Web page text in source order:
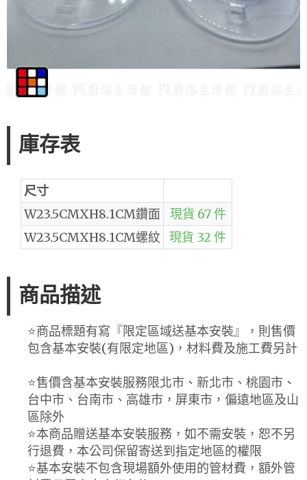
庫存表
尺寸
W23.5CMXH8.1CM鑽面
現貨 67 件
W23.5CMXH8.1CM螺紋
現貨 32 件
商品描述
⭐️商品標題有寫『限定區域送基本安裝』，則售價
包含基本安裝(有限定地區)，材料費及施工費另計
⭐️售價含基本安裝服務限北市、新北市、桃園市、
台中市、台南市、高雄市，屏東市，偏遠地區及山
區除外
⭐️本商品贈送基本安裝服務，如不需安裝，恕不另
行退費，本公司保留寄送到指定地區的權限
⭐️基本安裝不包含現場額外使用的管材費，額外管